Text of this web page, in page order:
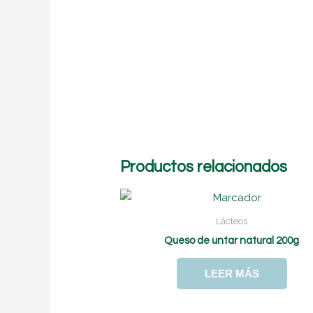
Productos relacionados
Lácteos
Queso de untar natural 200g
LEER MÁS